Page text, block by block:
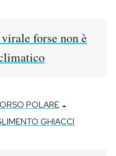
forse non è
ORSO POLARE -
GHIACCI